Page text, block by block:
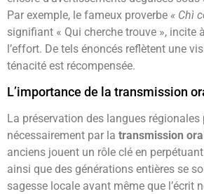
Par exemple, le fameux proverbe « Chì
signifiant « Qui cherche trouve », incite
l’effort. De tels énoncés reflètent une
ténacité est récompensée.
L’importance de la transmission
La préservation des langues régionales
nécessairement par la transmission
anciens jouent un rôle clé en perpétuant
ainsi que des générations entières se
sagesse locale avant même que l’écrit